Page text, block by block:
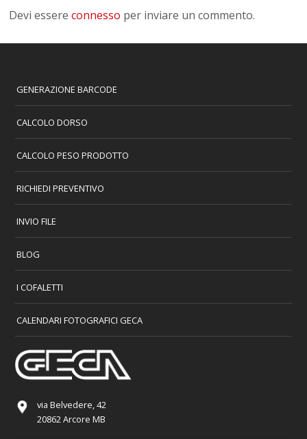
Devi essereconnesso per inviare un commento.
GENERAZIONE BARCODE
CALCOLO DORSO
CALCOLO PESO PRODOTTO
RICHIEDI PREVENTIVO
INVIO FILE
BLOG
I COFALETTI
CALENDARI FOTOGRAFICI GECA
via Belvedere, 42
20862 Arcore MB